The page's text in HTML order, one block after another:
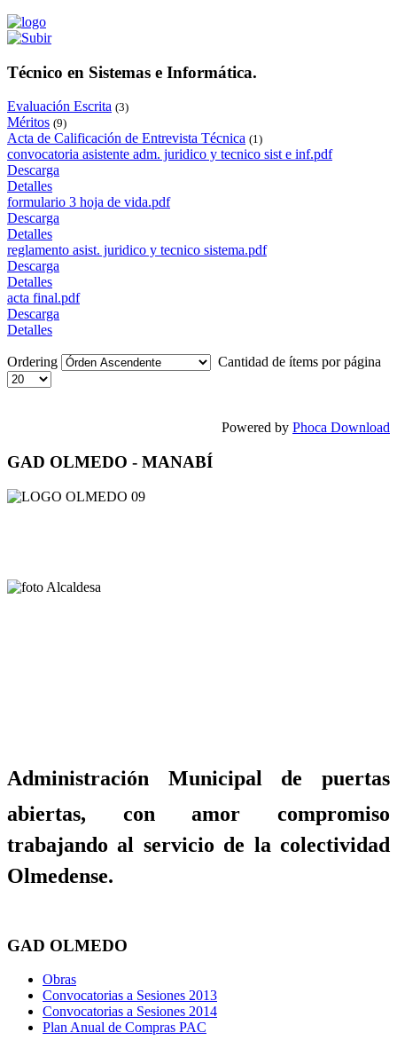
Técnico en Sistemas e Informática.
Evaluación Escrita (3)
Méritos (9)
Acta de Calificación de Entrevista Técnica (1)
convocatoria asistente adm. juridico y tecnico sist e inf.pdf
Descarga
Detalles
formulario 3 hoja de vida.pdf
Descarga
Detalles
reglamento asist. juridico y tecnico sistema.pdf
Descarga
Detalles
acta final.pdf
Descarga
Detalles
Ordering Cantidad de ítems por página
Powered by Phoca Download
GAD OLMEDO - MANABÍ
Administración Municipal de puertas
abiertas, con amor compromiso
trabajando al servicio de la colectividad
Olmedense.
GAD OLMEDO
Obras
Convocatorias a Sesiones 2013
Convocatorias a Sesiones 2014
Plan Anual de Compras PAC